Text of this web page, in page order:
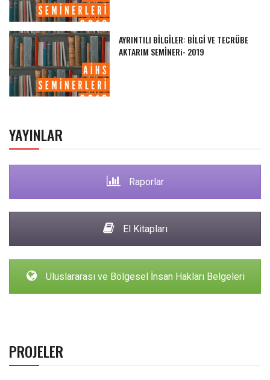
AYRINTILI BİLGİLER: BİLGİ VE TECRÜBE
AKTARIM SEMİNERi- 2019
YAYINLAR
Raporlar
El Kitapları
Uluslararası ve Bölgesel İnsan Hakları Belgeleri
PROJELER